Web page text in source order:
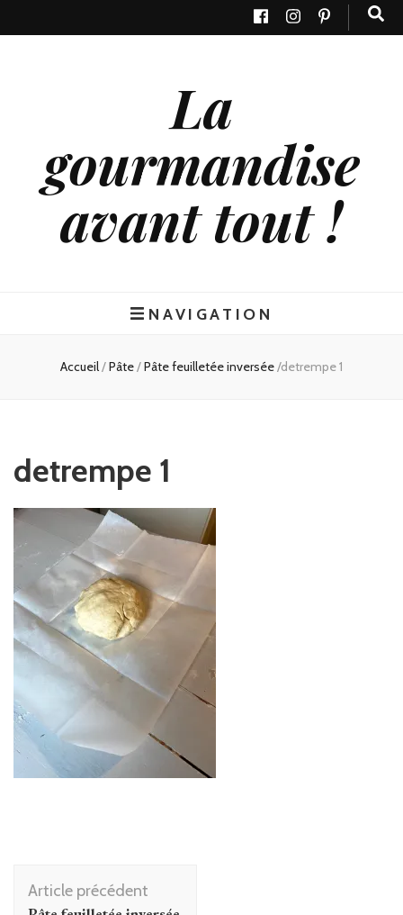
La
gourmandise
avant tout !
NAVIGATION
Accueil/Pâte/Pâte feuilletée inversée/detrempe 1
detrempe 1
Navigation
d'article
Article précédent